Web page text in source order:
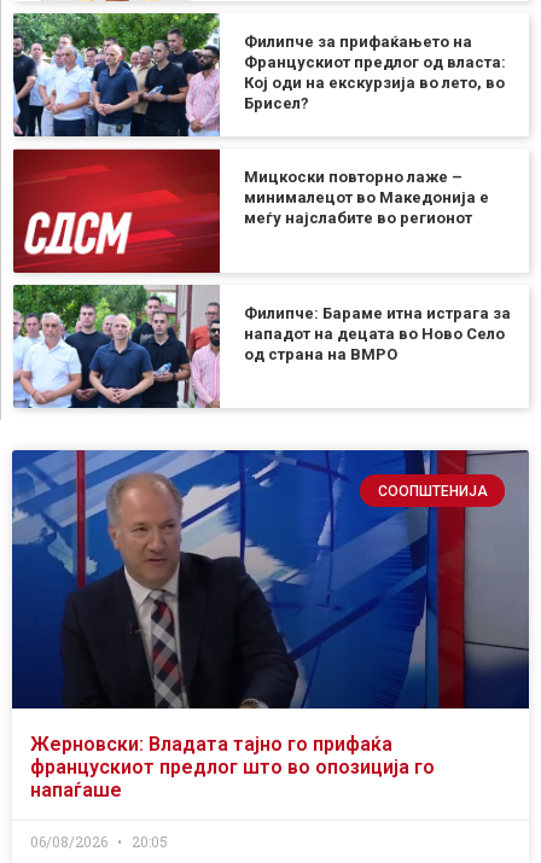
Филипче за прифаќањето на
Францускиот предлог од власта:
Кој оди на екскурзија во лето, во
Брисел?
Мицкоски повторно лаже –
минималецот во Македонија е
меѓу најслабите во регионот
Филипче: Бараме итна истрага за
нападот на децата во Ново Село
од страна на ВМРО
СООПШТЕНИЈА
Жерновски: Владата тајно го прифаќа
францускиот предлог што во опозиција го
напаѓаше
06/08/2026 20:05